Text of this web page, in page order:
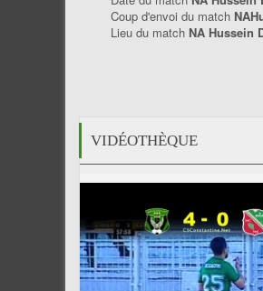
Coup d'envoi du match
Lieu du match NA Hussein
VIDÉOTHÈQUE